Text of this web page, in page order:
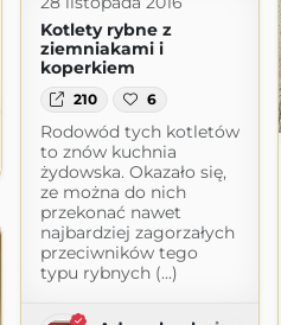
Kotlety rybne z
ziemniakami i
koperkiem
210 6
Rodowód tych kotletów
to znów kuchnia
żydowska. Okazało się,
ze można do nich
przekonać nawet
najbardziej zagorzałych
przeciwników tego
typu rybnych (...)